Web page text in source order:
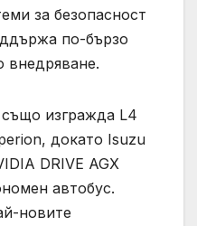
за безопасност
по-бързо
внедряване.
също изгражда L4
докато Isuzu
DRIVE AGX
автобус.
новите